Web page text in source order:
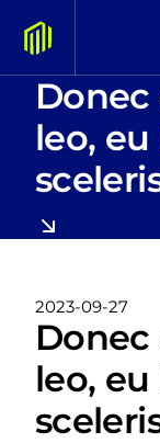
leo,
2023-09-27
leo,